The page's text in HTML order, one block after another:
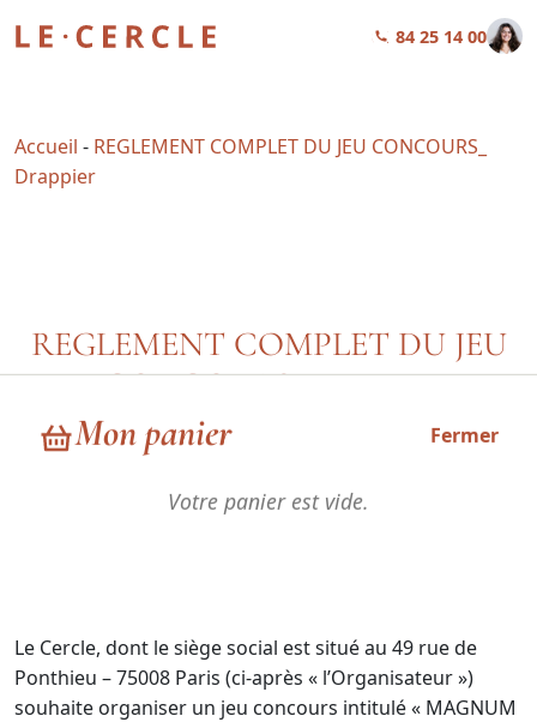
01 84 25 14 00
Mon panier Fermer
Votre panier est vide.
Accueil - REGLEMENT COMPLET DU JEU CONCOURS_
Drappier
REGLEMENT COMPLET DU JEU
CONCOURS_ Drappier
ARTICLE 1 – Organisateur et durée du jeu concours
Le Cercle, dont le siège social est situé au 49 rue de
Ponthieu – 75008 Paris (ci-après « l’Organisateur »)
souhaite organiser un jeu concours intitulé « MAGNUM